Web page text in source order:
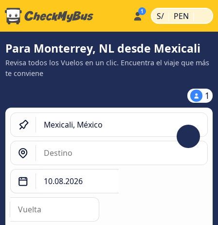
S/ | PEN |
Para Monterrey, NL desde Mexicali
Revisa todos los Vuelos en un clic. Encuentra el viaje que más
te conviene
1